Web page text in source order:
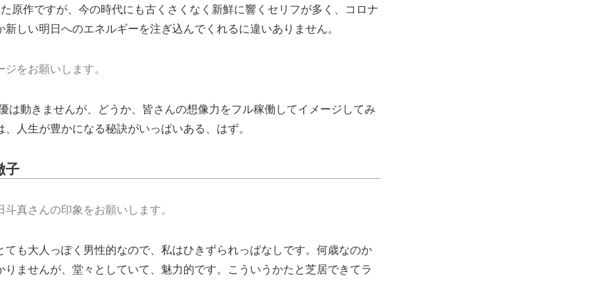
原作ですが、今の時代にも古くさくなく新鮮に響くセリフが多く、コロナ
しい明日へのエネルギーを注ぎ込んでくれるに違いありません。
をお願いします。
は動きませんが、どうか、皆さんの想像力をフル稼働してイメージしてみ
人生が豊かになる秘訣がいっぱいある、はず。
子
真さんの印象をお願いします。
ても大人っぽく男性的なので、私はひきずられっぱなしです。何歳なのか
りませんが、堂々としていて、魅力的です。こういうかたと芝居できてラ